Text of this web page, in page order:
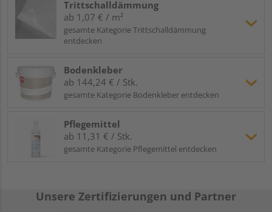
Trittschalldämmung
ab 1,07 € / m²
gesamte Kategorie Trittschalldämmung
entdecken
Bodenkleber
ab 144,24 € / Stk.
gesamte Kategorie Bodenkleber entdecken
Pflegemittel
ab 11,31 € / Stk.
gesamte Kategorie Pflegemittel entdecken
Unsere Zertifizierungen und Partner